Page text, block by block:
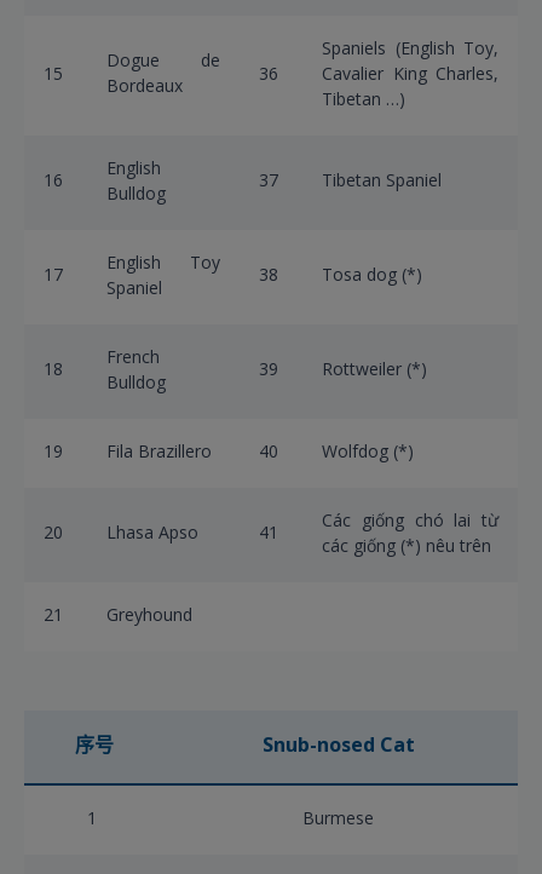
15
Dogue de
Bordeaux
36
Spaniels (English Toy,
Cavalier King Charles,
Tibetan …)
16
English
Bulldog
37 Tibetan Spaniel
17
English Toy
Spaniel
38 Tosa dog (*)
18
French
Bulldog
39 Rottweiler (*)
19 Fila Brazillero 40 Wolfdog (*)
20 Lhasa Apso 41
Các giống chó lai từ
các giống (*) nêu trên
21 Greyhound
序号 Snub-nosed Cat
1 Burmese